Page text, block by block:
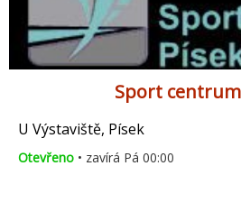
Sport
U Výstaviště, Písek
Otevřeno • zavírá Pá 00:00